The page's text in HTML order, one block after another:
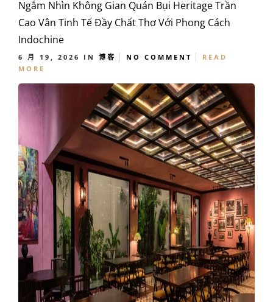
Ngắm Nhìn Không Gian Quán Bụi Heritage Trần
Cao Vân Tinh Tế Đầy Chất Thơ Với Phong Cách
Indochine
6 月 19, 2026 IN 博客 NO COMMENT
READ
MORE